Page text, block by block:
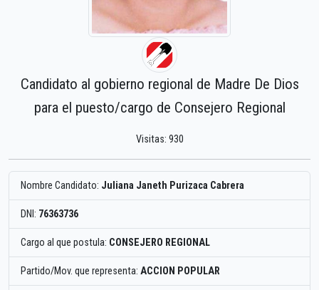
Candidato al gobierno regional de Madre De Dios
para el puesto/cargo de Consejero Regional
Visitas: 930
Nombre Candidato: Juliana Janeth Purizaca Cabrera
DNI: 76363736
Cargo al que postula: CONSEJERO REGIONAL
Partido/Mov. que representa: ACCION POPULAR